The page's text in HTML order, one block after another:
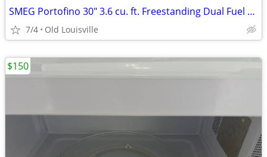
SMEG Portofino 30" 3.6 cu. ft. Freestanding Dual Fuel Range
7/4 Old Louisville
$150